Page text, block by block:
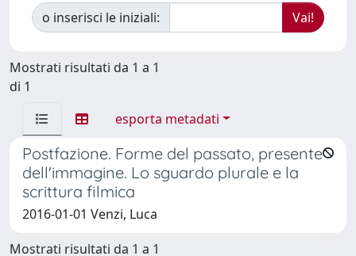
o inserisci le iniziali:
Mostrati risultati da 1 a 1
di 1
esporta metadati
Postfazione. Forme del passato, presente
dell'immagine. Lo sguardo plurale e la
scrittura filmica
2016-01-01 Venzi, Luca
Mostrati risultati da 1 a 1